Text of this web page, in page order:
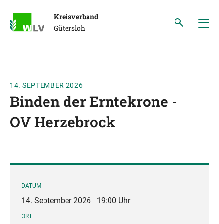
Kreisverband
Gütersloh
14. SEPTEMBER 2026
Binden der Erntekrone -
OV Herzebrock
DATUM
14. September 2026 19:00 Uhr
ORT